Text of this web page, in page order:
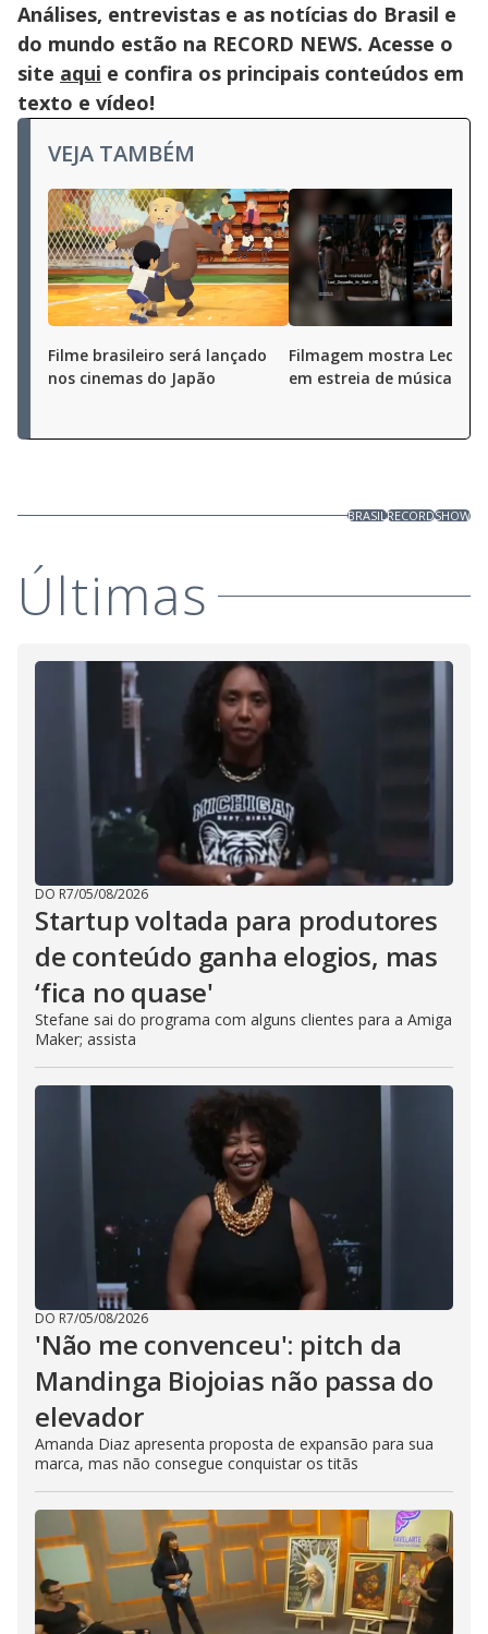
Análises, entrevistas e as notícias do Brasil e
do mundo estão na RECORD NEWS. Acesse o
site aqui e confira os principais conteúdos em
texto e vídeo!
VEJA TAMBÉM
Filme brasileiro será lançado
nos cinemas do Japão
Filmagem mostra Led
em estreia de música
BRASILRECORDSHOW
Últimas
DO R7/05/08/2026
Startup voltada para produtores
de conteúdo ganha elogios, mas
‘fica no quase'
Stefane sai do programa com alguns clientes para a Amiga
Maker; assista
DO R7/05/08/2026
'Não me convenceu': pitch da
Mandinga Biojoias não passa do
elevador
Amanda Diaz apresenta proposta de expansão para sua
marca, mas não consegue conquistar os titãs